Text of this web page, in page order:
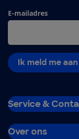
E-mailadres
Ik meld me aan
Service &
Over ons